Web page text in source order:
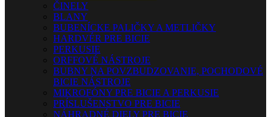
ČINELY
BLANY
BUBENÍCKE PALIČKY A METLIČKY
HARDVÉR PRE BICIE
PERKUSIE
ORFFOVÉ NÁSTROJE
BUBNY NA POVZBUDZOVANIE, POCHODOVÉ
BICIE NÁSTROJE
MIKROFÓNY PRE BICIE A PERKUSIE
PRÍSLUŠENSTVO PRE BICIE
NÁHRADNÉ DIELY PRE BICIE